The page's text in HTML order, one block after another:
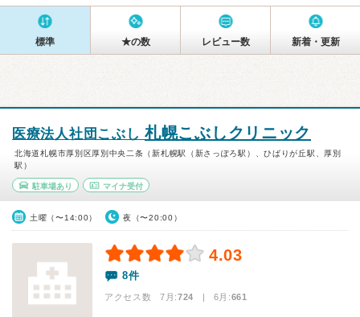
標準 ★の数 レビュー数 新着・更新
医療法人社団こぶし 札幌こぶしクリニック
北海道札幌市厚別区厚別中央二条（新札幌駅（新さっぽろ駅）、ひばりが丘駅、厚別
駅）
駐車場あり マイナ受付
土曜（〜14:00） 夜（〜20:00）
4.03
8件
アクセス数 7月:724 | 6月:661